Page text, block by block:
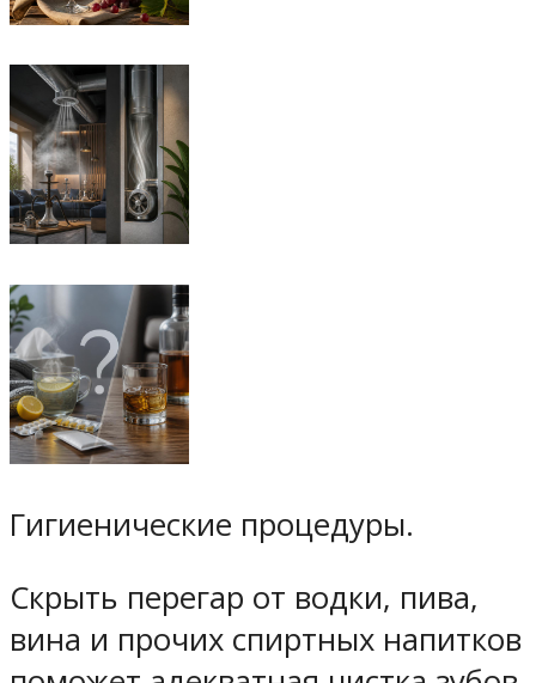
Гигиенические процедуры.
Скрыть перегар от водки, пива,
вина и прочих спиртных напитков